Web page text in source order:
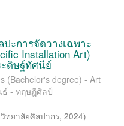
ปะการจัดวางเฉพาะ
Installation Art)
ดิษฐ์ทัศนีย์
(Bachelor's degree) - Art
- ทฤษฎีศิลป์
ทยาลัยศิลปากร,2024)